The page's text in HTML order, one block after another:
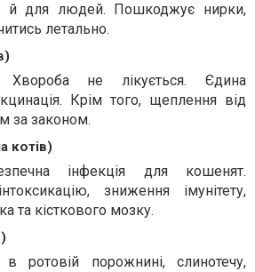
й для людей. Пошкоджує нирки,
летально.
Хвороба не лікується. Єдина
Крім того, щеплення від
за законом.
котів)
інфекція для кошенят.
зниження імунітету,
та кісткового мозку.
ротовій порожнині, слинотечу,